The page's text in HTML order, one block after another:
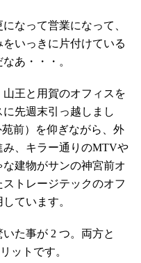
なって営業になって、
いっきに片付けている
あ・・・。
王と用賀のオフィスを
先週末引っ越しまし
前）を仰ぎながら、外
、キラー通りのMTVや
建物がサンの神宮前オ
トレージテックのオフ
ています。
た事が 2 つ。両方と
ットです。